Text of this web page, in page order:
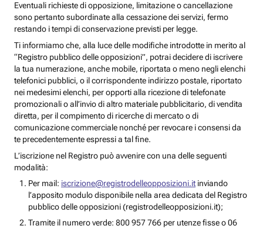
Eventuali richieste di opposizione, limitazione o cancellazione
sono pertanto subordinate alla cessazione dei servizi, fermo
restando i tempi di conservazione previsti per legge.
Ti informiamo che, alla luce delle modifiche introdotte in merito al
“Registro pubblico delle opposizioni”, potrai decidere di iscrivere
la tua numerazione, anche mobile, riportata o meno negli elenchi
telefonici pubblici, o il corrispondente indirizzo postale, riportato
nei medesimi elenchi, per opporti alla ricezione di telefonate
promozionali o all’invio di altro materiale pubblicitario, di vendita
diretta, per il compimento di ricerche di mercato o di
comunicazione commerciale nonché per revocare i consensi da
te precedentemente espressi a tal fine.
L’iscrizione nel Registro può avvenire con una delle seguenti
modalità:
Per mail: iscrizione@registrodelleopposizioni.it inviando
l’apposito modulo disponibile nella area dedicata del Registro
pubblico delle opposizioni (registrodelleopposizioni.it);
Tramite il numero verde: 800 957 766 per utenze fisse o 06